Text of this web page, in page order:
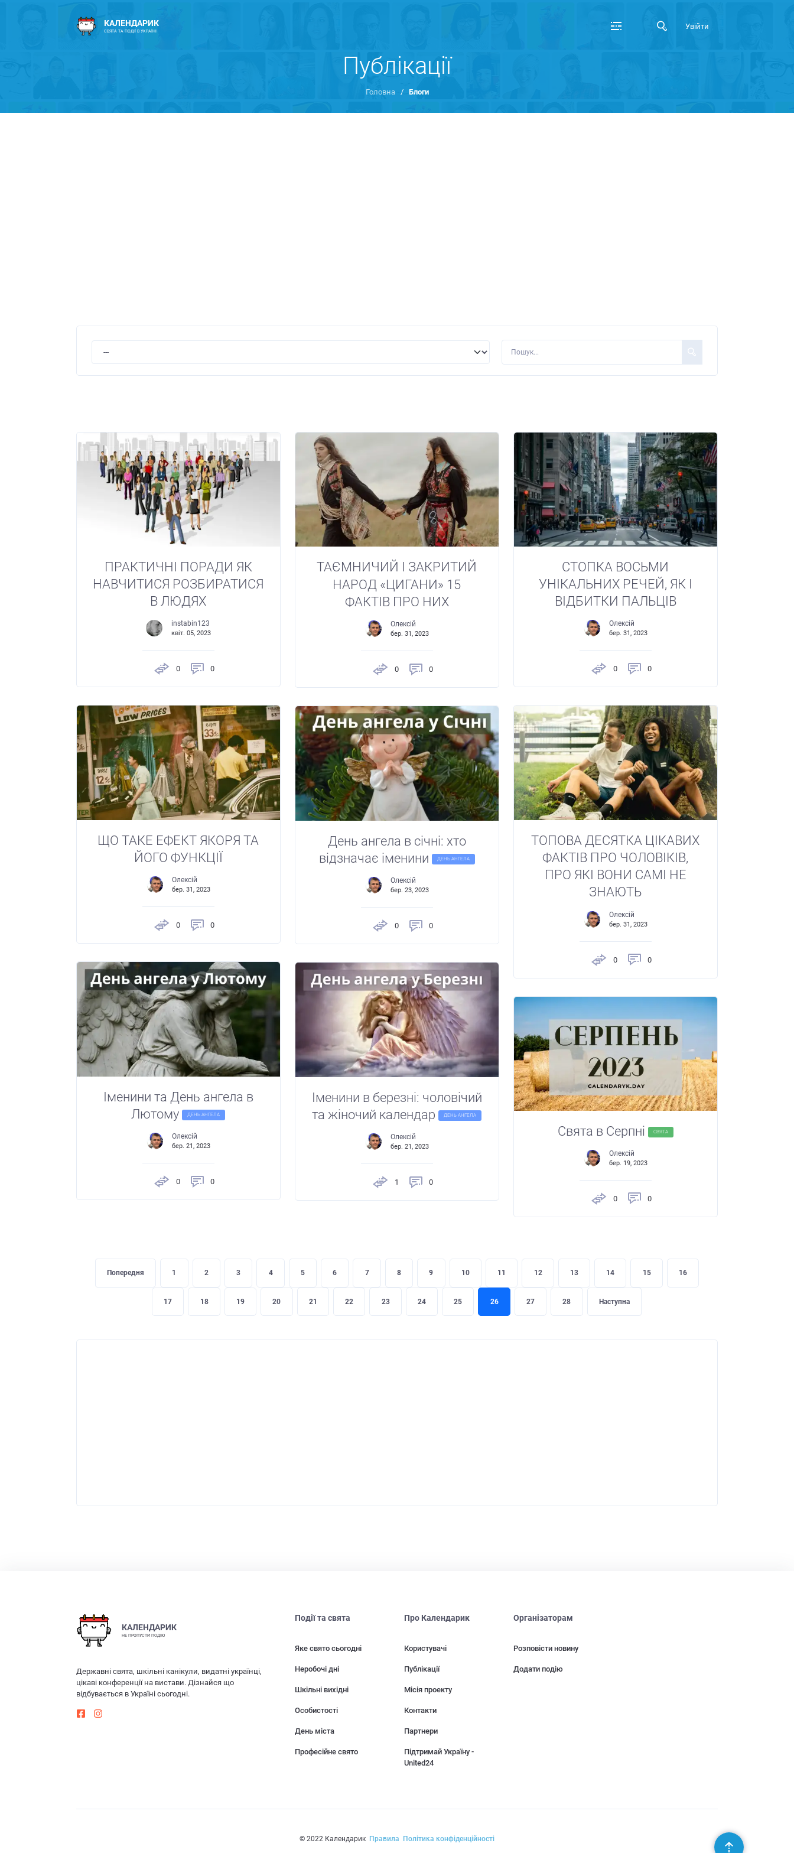
КАЛЕНДАРИК
СВЯТА ТА ПОДІЇ В УКРАЇНІ
Увійти
Публікації
Головна / Блоги
ПРАКТИЧНІ ПОРАДИ ЯК
НАВЧИТИСЯ РОЗБИРАТИСЯ
В ЛЮДЯХ
instabin123
квіт. 05, 2023
0 0
ТАЄМНИЧИЙ І ЗАКРИТИЙ
НАРОД «ЦИГАНИ» 15
ФАКТІВ ПРО НИХ
Олексій
бер. 31, 2023
0 0
СТОПКА ВОСЬМИ
УНІКАЛЬНИХ РЕЧЕЙ, ЯК І
ВІДБИТКИ ПАЛЬЦІВ
Олексій
бер. 31, 2023
0 0
ЩО ТАКЕ ЕФЕКТ ЯКОРЯ ТА
ЙОГО ФУНКЦІЇ
Олексій
бер. 31, 2023
0 0
ТОПОВА ДЕСЯТКА ЦІКАВИХ
ФАКТІВ ПРО ЧОЛОВІКІВ,
ПРО ЯКІ ВОНИ САМІ НЕ
ЗНАЮТЬ
Олексій
бер. 31, 2023
0 0
День ангела в січні: хто
відзначає іменини
ДЕНЬ АНГЕЛА
Олексій
бер. 23, 2023
0 0
Іменини та День ангела в
Лютому
ДЕНЬ АНГЕЛА
Олексій
бер. 21, 2023
0 0
Іменини в березні: чоловічий
та жіночий календар
ДЕНЬ АНГЕЛА
Олексій
бер. 21, 2023
1 0
Свята в Серпні СВЯТА
Олексій
бер. 19, 2023
0 0
Попередня 1 2 3 4 5 6 7 8 9 10 11 12 13 14 15 16
17 18 19 20 21 22 23 24 25 26 27 28 Наступна
КАЛЕНДАРИК
НЕ ПРОПУСТИ ПОДІЮ
Державні свята, шкільні канікули, видатні українці,
цікаві конференції на вистави. Дізнайся що
відбувається в Україні сьогодні.
Події та свята
Яке свято сьогодні
Неробочі дні
Шкільні вихідні
Особистості
День міста
Професійне свято
Про Календарик
Користувачі
Публікації
Місія проекту
Контакти
Партнери
Підтримай Україну -
United24
Організаторам
Розповісти новину
Додати подію
© 2022 Календарик Правила Політика конфіденційності